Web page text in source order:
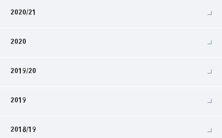
2020/21
2020
2019/20
2019
2018/19